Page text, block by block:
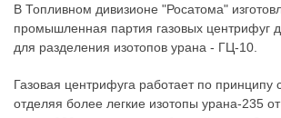
В Топливном дивизионе "Росатома"
промышленная партия газовых центрифуг
для разделения изотопов урана - ГЦ-10.
Газовая центрифуга работает по принципу
отделяя более легкие изотопы урана-235